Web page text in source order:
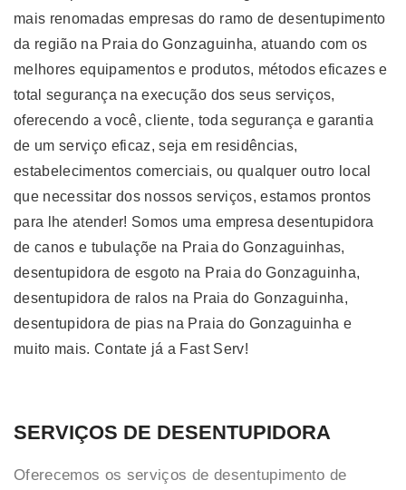
mais renomadas empresas do ramo de desentupimento
da região na Praia do Gonzaguinha, atuando com os
melhores equipamentos e produtos, métodos eficazes e
total segurança na execução dos seus serviços,
oferecendo a você, cliente, toda segurança e garantia
de um serviço eficaz, seja em residências,
estabelecimentos comerciais, ou qualquer outro local
que necessitar dos nossos serviços, estamos prontos
para lhe atender! Somos uma empresa desentupidora
de canos e tubulaçõe na Praia do Gonzaguinhas,
desentupidora de esgoto na Praia do Gonzaguinha,
desentupidora de ralos na Praia do Gonzaguinha,
desentupidora de pias na Praia do Gonzaguinha e
muito mais. Contate já a Fast Serv!
SERVIÇOS DE DESENTUPIDORA
Oferecemos os serviços de desentupimento de